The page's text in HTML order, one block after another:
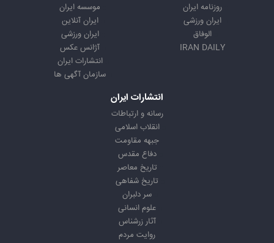
روزنامه ایران
ایران ورزشی
الوفاق
IRAN DAILY
موسسه ایران
ایران آنلاین
ایران ورزشی
آژانس عکس
انتشارات ایران
سازمان آگهی ها
انتشارات ایران
رسانه و ارتباطات
انقلاب اسلامی
جبهه مقاومت
دفاع مقدس
تاریخ معاصر
تاریخ شفاهی
سر دلبران
علوم انسانی
آثار زرشناس
روایت مردم